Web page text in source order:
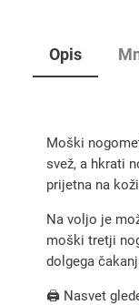
Opis
Moški
svež, a hkrati
prijetna na
Na voljo je
moški tretji
dolgega
🖨️ Nasvet